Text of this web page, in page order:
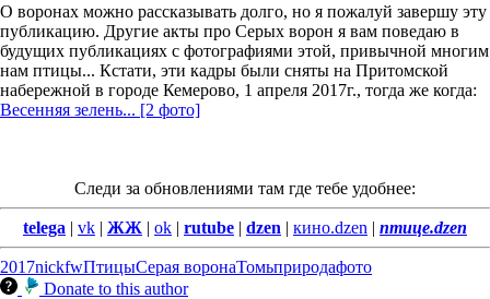
О воронах можно рассказывать долго, но я пожалуй завершу эту
публикацию. Другие акты про Серых ворон я вам поведаю в
будущих публикациях с фотографиями этой, привычной многим
нам птицы... Кстати, эти кадры были сняты на Притомской
набережной в городе Кемерово, 1 апреля 2017г., тогда же когда:
Весенняя зелень... [2 фото]
Следи за обновлениями там где тебе удобнее:
telega | vk | ЖЖ | ok | rutube | dzen | кино.dzen | птице.dzen
2017nickfwПтицыСерая воронаТомьприродафото
Donate to this author